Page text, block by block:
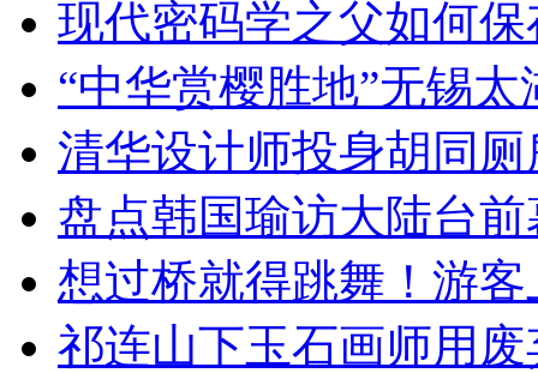
现代密码学之父如何
“中华赏樱胜地”无锡
清华设计师投身胡同
盘点韩国瑜访大陆台
想过桥就得跳舞！游客
祁连山下玉石画师用